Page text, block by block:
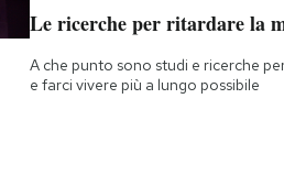
Le ricerche per ritardare la
A che punto sono studi e ricerche
e farci vivere più a lungo possibile